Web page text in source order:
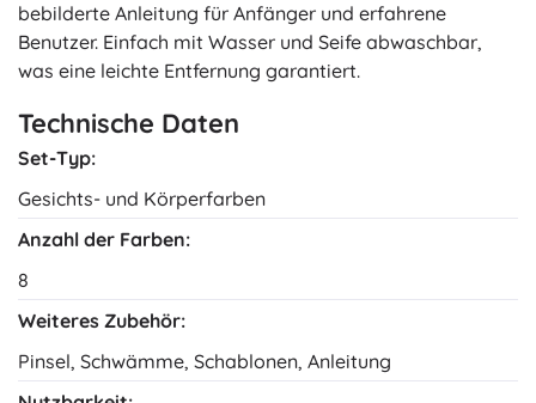
bebilderte Anleitung für Anfänger und erfahrene
Benutzer. Einfach mit Wasser und Seife abwaschbar,
was eine leichte Entfernung garantiert.
Technische Daten
Set-Typ:
Gesichts- und Körperfarben
Anzahl der Farben:
8
Weiteres Zubehör:
Pinsel, Schwämme, Schablonen, Anleitung